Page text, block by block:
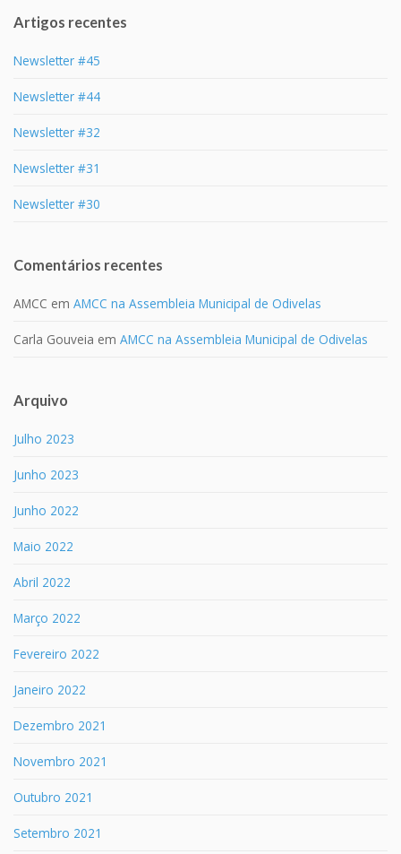
Artigos recentes
Newsletter #45
Newsletter #44
Newsletter #32
Newsletter #31
Newsletter #30
Comentários recentes
AMCC em AMCC na Assembleia Municipal de Odivelas
Carla Gouveia em AMCC na Assembleia Municipal de Odivelas
Arquivo
Julho 2023
Junho 2023
Junho 2022
Maio 2022
Abril 2022
Março 2022
Fevereiro 2022
Janeiro 2022
Dezembro 2021
Novembro 2021
Outubro 2021
Setembro 2021